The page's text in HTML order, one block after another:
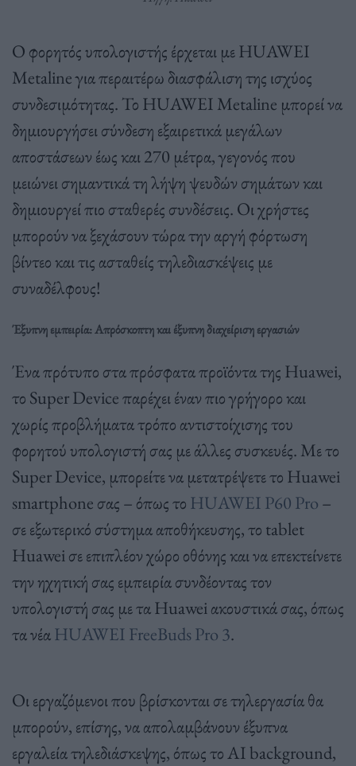
Ο φορητός υπολογιστής έρχεται με HUAWEI
Metaline για περαιτέρω διασφάλιση της ισχύος
συνδεσιμότητας. Το HUAWEI Metaline μπορεί να
δημιουργήσει σύνδεση εξαιρετικά μεγάλων
αποστάσεων έως και 270 μέτρα, γεγονός που
μειώνει σημαντικά τη λήψη ψευδών σημάτων και
δημιουργεί πιο σταθερές συνδέσεις. Οι χρήστες
μπορούν να ξεχάσουν τώρα την αργή φόρτωση
βίντεο και τις ασταθείς τηλεδιασκέψεις με
συναδέλφους!
Έξυπνη εμπειρία: Απρόσκοπτη και έξυπνη διαχείριση εργασιών
Ένα πρότυπο στα πρόσφατα προϊόντα της Huawei,
το Super Device παρέχει έναν πιο γρήγορο και
χωρίς προβλήματα τρόπο αντιστοίχισης του
φορητού υπολογιστή σας με άλλες συσκευές. Με το
Super Device, μπορείτε να μετατρέψετε το Huawei
smartphone σας – όπως το HUAWEI P60 Pro –
σε εξωτερικό σύστημα αποθήκευσης, το tablet
Huawei σε επιπλέον χώρο οθόνης και να επεκτείνετε
την ηχητική σας εμπειρία συνδέοντας τον
υπολογιστή σας με τα Huawei ακουστικά σας, όπως
τα νέαHUAWEI FreeBuds Pro 3.
Οι εργαζόμενοι που βρίσκονται σε τηλεργασία θα
μπορούν, επίσης, να απολαμβάνουν έξυπνα
εργαλεία τηλεδιάσκεψης, όπως το AI background,